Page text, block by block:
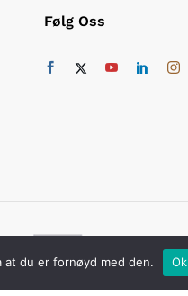
Du nylig har sett
Følg Oss
du er fornøyd med den. Ok